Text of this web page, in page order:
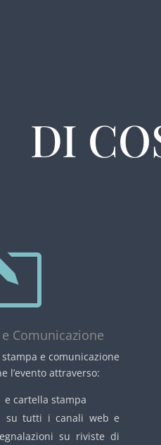
DI
Comunicazione
e comunicazione
l’evento attraverso:
e cartella stampa
su tutti i canali web e
su riviste di